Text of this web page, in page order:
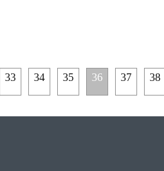
33 34 35 36 37 38